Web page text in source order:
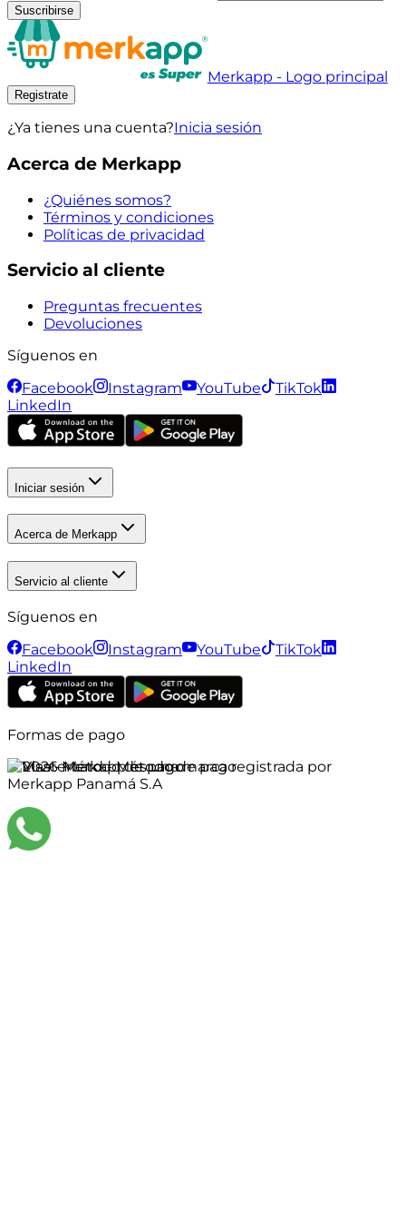
Suscribirse
Merkapp - Logo principal
Registrate
¿Ya tienes una cuenta?Inicia sesión
Acerca de Merkapp
¿Quiénes somos?
Términos y condiciones
Políticas de privacidad
Servicio al cliente
Preguntas frecuentes
Devoluciones
Síguenos en
Facebook
Instagram YouTube
TikTok
LinkedIn
Iniciar sesión
Acerca de Merkapp
Servicio al cliente
Síguenos en
Facebook
Instagram YouTube
TikTok
LinkedIn
Formas de pago
©2026Merkapp es una marca registrada por
Merkapp Panamá S.A